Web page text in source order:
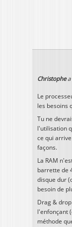
Christophea
Le
les besoins
Tu ne
l'utilisation
ce qui
façons.
La RAM
barrette de
disque dur
besoin de
Drag &
l'enfonçant
méthode